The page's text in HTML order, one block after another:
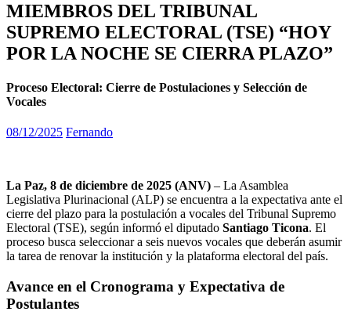
MIEMBROS DEL TRIBUNAL
SUPREMO ELECTORAL (TSE) “HOY
POR LA NOCHE SE CIERRA PLAZO”
Proceso Electoral: Cierre de Postulaciones y Selección de
Vocales
08/12/2025 Fernando
La Paz, 8 de diciembre de 2025 (ANV) – La Asamblea
Legislativa Plurinacional (ALP) se encuentra a la expectativa ante el
cierre del plazo para la postulación a vocales del Tribunal Supremo
Electoral (TSE), según informó el diputado Santiago Ticona. El
proceso busca seleccionar a seis nuevos vocales que deberán asumir
la tarea de renovar la institución y la plataforma electoral del país.
Avance en el Cronograma y Expectativa de
Postulantes